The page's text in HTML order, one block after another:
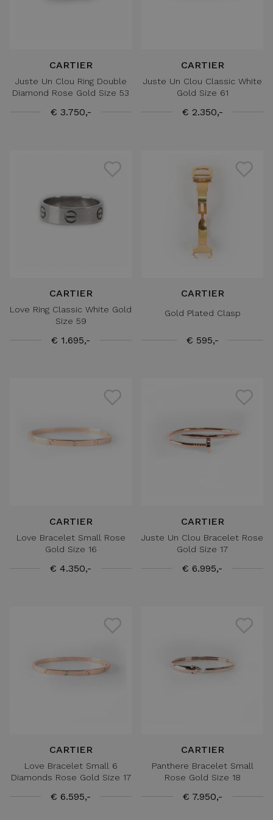
CARTIER
Juste Un Clou Ring Double
Diamond Rose Gold Size 53
€ 3.750,-
CARTIER
Juste Un Clou Classic White
Gold Size 61
€ 2.350,-
CARTIER
Love Ring Classic White Gold
Size 59
€ 1.695,-
CARTIER
Gold Plated Clasp
€ 595,-
CARTIER
Love Bracelet Small Rose
Gold Size 16
€ 4.350,-
CARTIER
Juste Un Clou Bracelet Rose
Gold Size 17
€ 6.995,-
CARTIER
Love Bracelet Small 6
Diamonds Rose Gold Size 17
€ 6.595,-
CARTIER
Panthere Bracelet Small
Rose Gold Size 18
€ 7.950,-